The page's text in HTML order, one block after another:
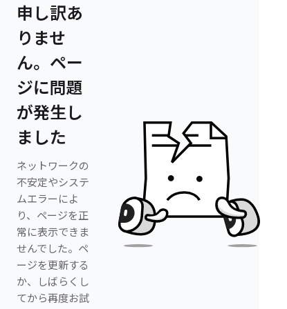
申し訳あ
りませ
ん。ペー
ジに問題
が発生し
ました
ネットワークの
不安定やシステ
ムエラーによ
り、ページを正
常に表示できま
せんでした。ペ
ージを更新する
か、しばらくし
てから再度お試